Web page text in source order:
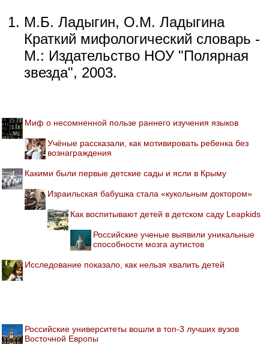
М.Б. Ладыгин, О.М. Ладыгина
Краткий мифологический словарь -
М.: Издательство НОУ "Полярная
звезда", 2003.
Миф о несомненной пользе раннего изучения языков
Учёные рассказали, как мотивировать ребенка без
вознаграждения
Какими были первые детские сады и ясли в Крыму
Израильская бабушка стала «кукольным доктором»
Как воспитывают детей в детском саду Leapkids
Российские ученые выявили уникальные
способности мозга аутистов
Исследование показало, как нельзя хвалить детей
Российские университеты вошли в топ-3 лучших вузов
Восточной Европы